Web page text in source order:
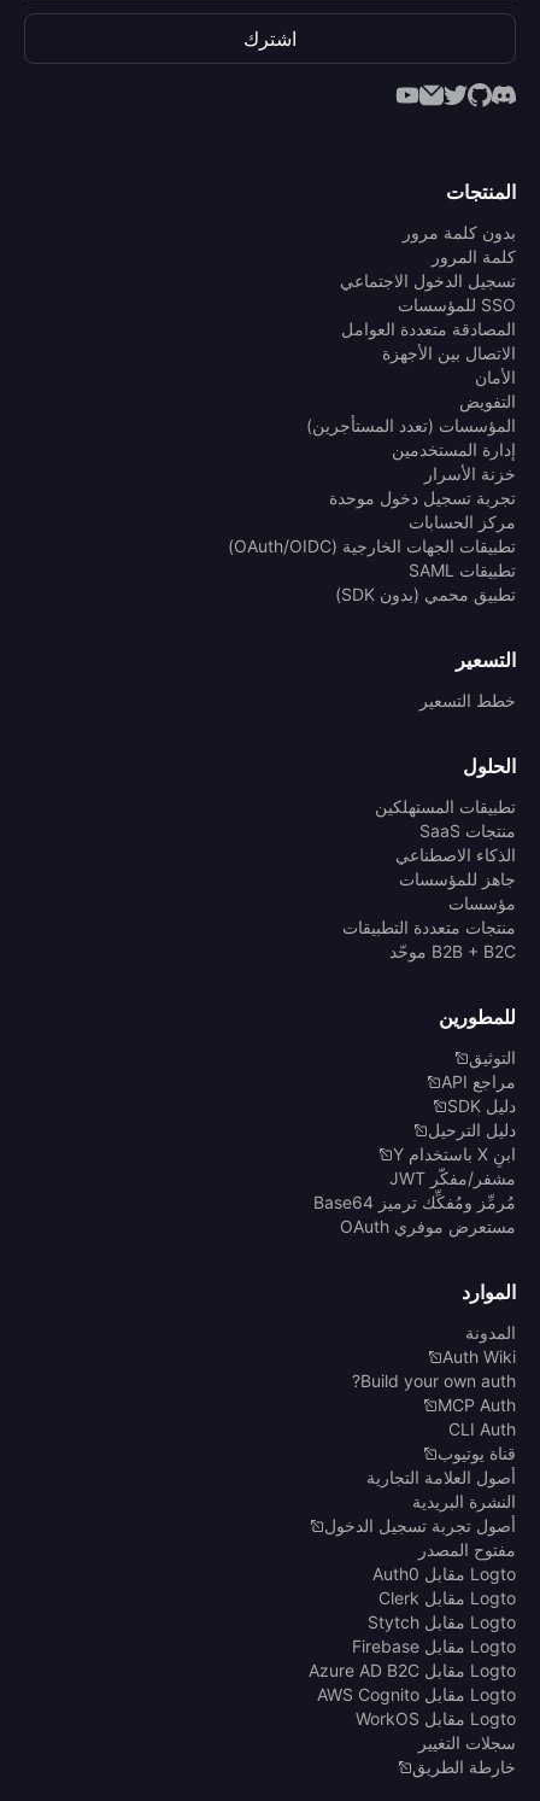
اشترك
المنتجات
بدون كلمة مرور
كلمة المرور
تسجيل الدخول الاجتماعي
SSO للمؤسسات
المصادقة متعددة العوامل
الاتصال بين الأجهزة
الأمان
التفويض
المؤسسات (تعدد المستأجرين)
إدارة المستخدمين
خزنة الأسرار
تجربة تسجيل دخول موحدة
مركز الحسابات
تطبيقات الجهات الخارجية (OAuth/OIDC)
تطبيقات SAML
تطبيق محمي (بدون SDK)
التسعير
خطط التسعير
الحلول
تطبيقات المستهلكين
منتجات SaaS
الذكاء الاصطناعي
جاهز للمؤسسات
مؤسسات
منتجات متعددة التطبيقات
B2B + B2C موحّد
للمطورين
التوثيق
مراجع API
دليل SDK
دليل الترحيل
ابنِ X باستخدام Y
مشفر/مفكّر JWT
مُرمِّز ومُفكِّك ترميز Base64
مستعرض موفري OAuth
الموارد
المدونة
Auth Wiki
Build your own auth?
MCP Auth
CLI Auth
قناة يوتيوب
أصول العلامة التجارية
النشرة البريدية
أصول تجربة تسجيل الدخول
مفتوح المصدر
Logto مقابل Auth0
Logto مقابل Clerk
Logto مقابل Stytch
Logto مقابل Firebase
Logto مقابل Azure AD B2C
Logto مقابل AWS Cognito
Logto مقابل WorkOS
سجلات التغيير
خارطة الطريق